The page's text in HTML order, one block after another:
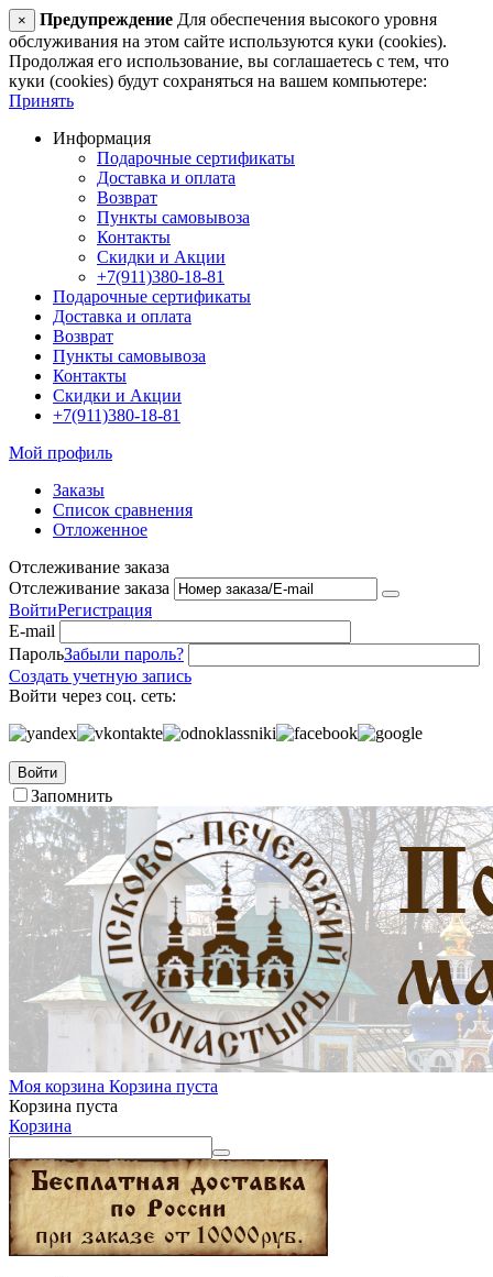
× Предупреждение Для обеспечения высокого уровня
обслуживания на этом сайте используются куки (cookies).
Продолжая его использование, вы соглашаетесь с тем, что
куки (cookies) будут сохраняться на вашем компьютере:
Принять
Информация
Подарочные сертификаты
Доставка и оплата
Возврат
Пункты самовывоза
Контакты
Скидки и Акции
+7(911)380-18-81
Подарочные сертификаты
Доставка и оплата
Возврат
Пункты самовывоза
Контакты
Скидки и Акции
+7(911)380-18-81
Мой профиль
Заказы
Список сравнения
Отложенное
Отслеживание заказа
Отслеживание заказа
ВойтиРегистрация
E-mail
ПарольЗабыли пароль?
Создать учетную запись
Войти через соц. сеть:
Войти
Запомнить
Моя корзина Корзина пуста
Корзина пуста
Корзина